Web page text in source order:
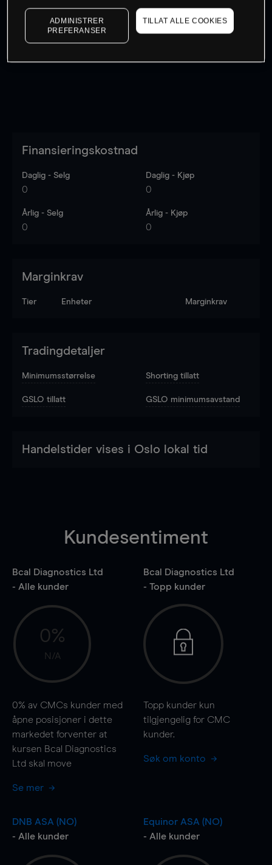
Kursene er veiledende.Log in
Finansieringskostnad
Daglig - Selg
0
Daglig - Kjøp
0
Årlig - Selg
0
Årlig - Kjøp
0
Marginkrav
Tier Enheter Marginkrav
Tradingdetaljer
Minimumsstørrelse Shorting tillatt
GSLO tillatt GSLO minimumsavstand
Handelstider vises i Oslo lokal tid
Kundesentiment
Bcal Diagnostics Ltd
- Alle kunder
0%
N/A
0% av CMCs kunder med
åpne posisjoner i dette
markedet forventer at
kursen Bcal Diagnostics
Ltd skal move
Se mer
Bcal Diagnostics Ltd
- Topp kunder
Topp kunder kun
tilgjengelig for CMC
kunder.
Søk om konto
DNB ASA (NO)
- Alle kunder
Equinor ASA (NO)
- Alle kunder
ADMINISTRER
PREFERANSER
TILLAT ALLE COOKIES